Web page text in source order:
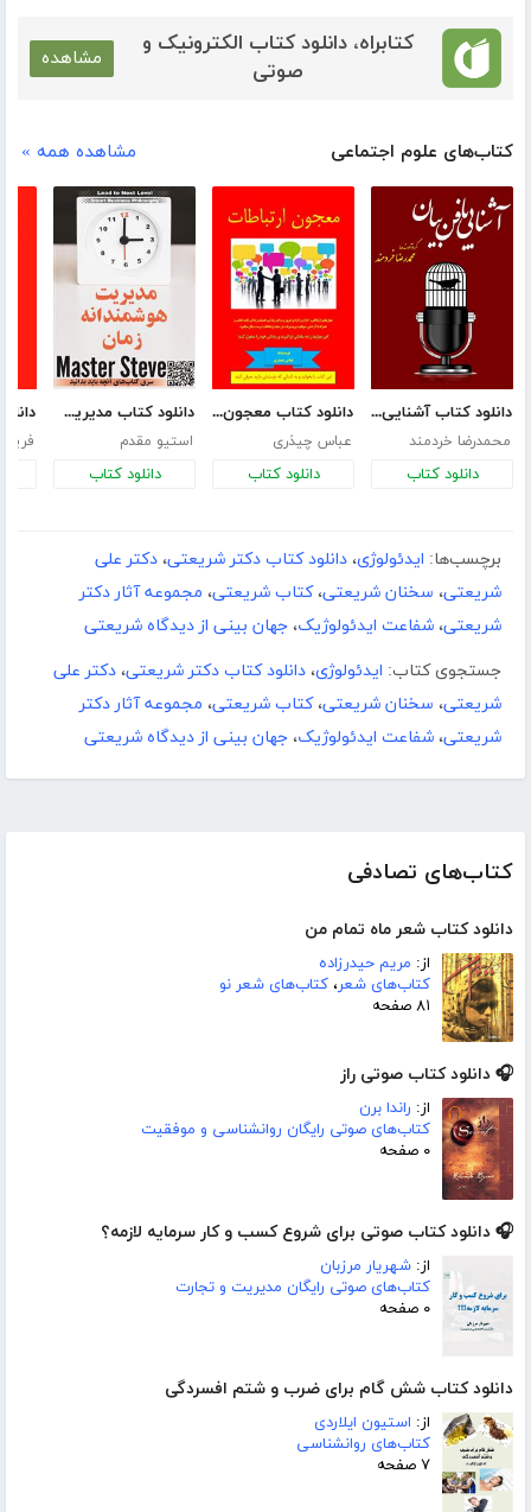
کتاب‌های تصادفی
دانلود کتاب شعر ماه تمام من
از: مریم حیدرزاده
کتاب‌های شعر، کتاب‌های شعر نو
۸۱ صفحه
🎧 دانلود کتاب صوتی راز
از: راندا برن
کتاب‌های صوتی رایگان روانشناسی و موفقیت
۰ صفحه
🎧 دانلود کتاب صوتی برای شروع کسب و کار سرمایه لازمه؟
از: شهریار مرزبان
کتاب‌های صوتی رایگان مدیریت و تجارت
۰ صفحه
دانلود کتاب شش گام برای ضرب و شتم افسردگی
از: استیون ایلاردی
کتاب‌های روانشناسی
۷ صفحه
کتابراه، دانلود کتاب الکترونیک و
صوتی
مشاهده
کتاب‌های علوم اجتماعی مشاهده همه »
دانلود کتاب آشنایی با فن بیان
محمدرضا خردمند
دانلود کتاب
دانلود کتاب معجون ارتباطات
عباس چیذری
دانلود کتاب
دانلود کتاب مدیریت هوشمندانه زمان
استیو مقدم
دانلود کتاب
برچسب‌ها: ایدئولوژی، دانلود کتاب دکتر شریعتی، دکتر علی
شریعتی، سخنان شریعتی،کتاب شریعتی، مجموعه آثار دکتر
شریعتی، شفاعت ایدئولوژیک، جهان بینی از دیدگاه شریعتی
جستجوی کتاب: ایدئولوژی، دانلود کتاب دکتر شریعتی، دکتر علی
شریعتی، سخنان شریعتی،کتاب شریعتی، مجموعه آثار دکتر
شریعتی، شفاعت ایدئولوژیک، جهان بینی از دیدگاه شریعتی